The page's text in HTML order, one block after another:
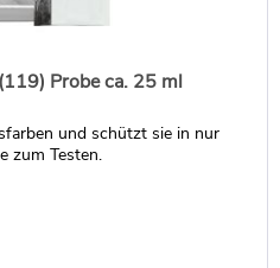
Probe ca. 25 ml
und schützt sie in nur
zum Testen.